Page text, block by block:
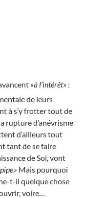
«à l’intérêt» :
de leurs
à s’y frotter tout de
rupture d’anévrisme
d’ailleurs tout
tant de se faire
de Soi, vont
Mais pourquoi
t-il quelque chose
voire…